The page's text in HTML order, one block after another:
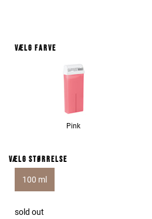
Vælg farve
Pink
Vælg størrelse
100 ml
sold out